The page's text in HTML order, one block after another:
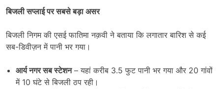
बिजली सप्लाई पर सबसे बड़ा असर
बिजली निगम की एसई फातिमा नक़वी ने बताया कि लगातार बारिश से कई
सब-डिवीज़न में पानी भर गया।
आर्य नगर सब स्टेशन– यहां करीब 3.5 फुट पानी भर गया और 20 गांवों
में 10 घंटे से बिजली ठप रही।